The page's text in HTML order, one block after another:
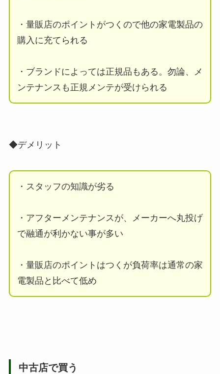
・量販店のポイントがつくので他の家電製品の
購入に充てられる
・ブランドによっては正規品もある。勿論、メ
ンテナンスも正規メンテが受けられる
◆デメリット
・スタッフの知識が劣る
・アフターメンテナンスが、メーカーへ丸投げ
で融通が利かない事が多い
・量販店のポイントはつくが負荷率は通常の家
電製品と比べて低め
中古店で買う